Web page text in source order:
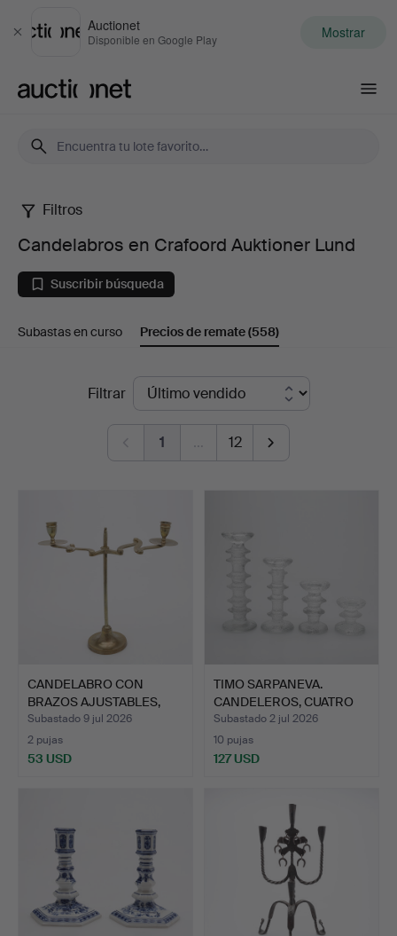
Cerrar
Auctionet
Disponible en Google Play Mostrar
Candelabros
en
Crafoord
Auktioner
Filtros
Candelabros en Crafoord Auktioner Lund
Suscribir búsqueda
Subastas en curso Precios de remate(558)
Filtrar
1 … 12
CANDELABRO CON
BRAZOS AJUSTABLES,
LATÓN, A…
Subastado 9 jul 2026
2 pujas
53 USD
TIMO SARPANEVA.
CANDELEROS, CUATRO
UNIDADE…
Subastado 2 jul 2026
10 pujas
127 USD